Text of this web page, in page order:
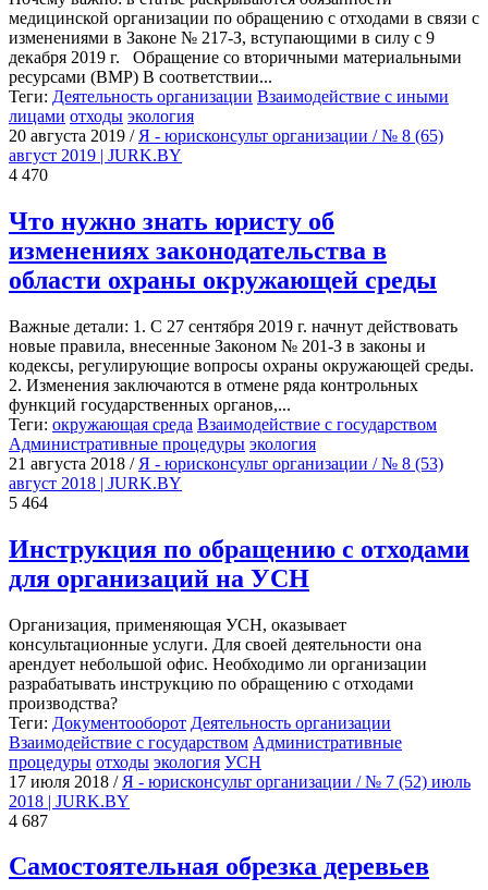
медицинской организации по обращению с отходами в связи с
изменениями в Законе № 217-З, вступающими в силу с 9
декабря 2019 г. Обращение со вторичными материальными
ресурсами (ВМР) В соответствии...
Теги: Деятельность организации Взаимодействие с иными
лицами отходы экология
20 августа 2019 / Я - юрисконсульт организации / № 8 (65)
август 2019 | JURK.BY
4 470
Что нужно знать юристу об
изменениях законодательства в
области охраны окружающей среды
Важные детали: 1. С 27 сентября 2019 г. начнут действовать
новые правила, внесенные Законом № 201-З в законы и
кодексы, регулирующие вопросы охраны окружающей среды.
2. Изменения заключаются в отмене ряда контрольных
функций государственных органов,...
Теги: окружающая среда Взаимодействие с государством
Административные процедуры экология
21 августа 2018 / Я - юрисконсульт организации / № 8 (53)
август 2018 | JURK.BY
5 464
Инструкция по обращению с отходами
для организаций на УСН
Организация, применяющая УСН, оказывает
консультационные услуги. Для своей деятельности она
арендует небольшой офис. Необходимо ли организации
разрабатывать инструкцию по обращению с отходами
производства?
Теги: Документооборот Деятельность организации
Взаимодействие с государством Административные
процедуры отходы экология УСН
17 июля 2018 / Я - юрисконсульт организации / № 7 (52) июль
2018 | JURK.BY
4 687
Самостоятельная обрезка деревьев